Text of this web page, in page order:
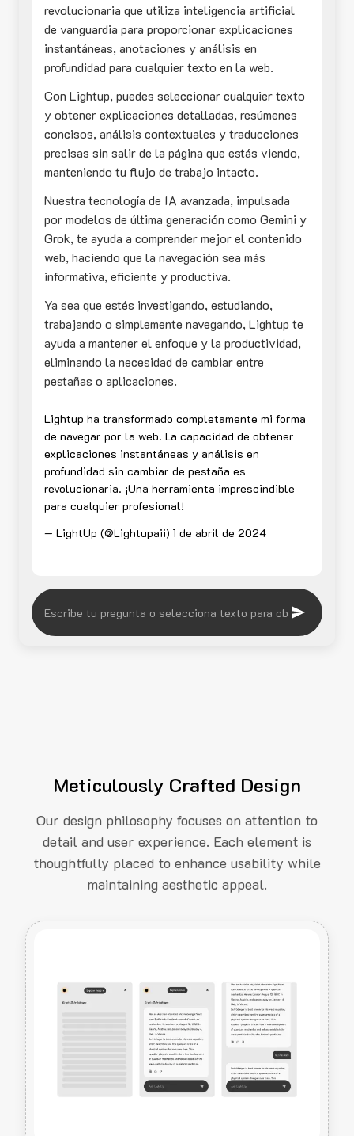
revolucionaria que utiliza inteligencia artificial
de vanguardia para proporcionar explicaciones
instantáneas, anotaciones y análisis en
profundidad para cualquier texto en la web.
Con Lightup, puedes seleccionar cualquier texto
y obtener explicaciones detalladas, resúmenes
concisos, análisis contextuales y traducciones
precisas sin salir de la página que estás viendo,
manteniendo tu flujo de trabajo intacto.
Nuestra tecnología de IA avanzada, impulsada
por modelos de última generación como Gemini y
Grok, te ayuda a comprender mejor el contenido
web, haciendo que la navegación sea más
informativa, eficiente y productiva.
Ya sea que estés investigando, estudiando,
trabajando o simplemente navegando, Lightup te
ayuda a mantener el enfoque y la productividad,
eliminando la necesidad de cambiar entre
pestañas o aplicaciones.
Lightup ha transformado completamente mi forma
de navegar por la web. La capacidad de obtener
explicaciones instantáneas y análisis en
profundidad sin cambiar de pestaña es
revolucionaria. ¡Una herramienta imprescindible
para cualquier profesional!
— LightUp (@Lightupaii) 1 de abril de 2024
Meticulously Crafted Design
Our design philosophy focuses on attention to
detail and user experience. Each element is
thoughtfully placed to enhance usability while
maintaining aesthetic appeal.